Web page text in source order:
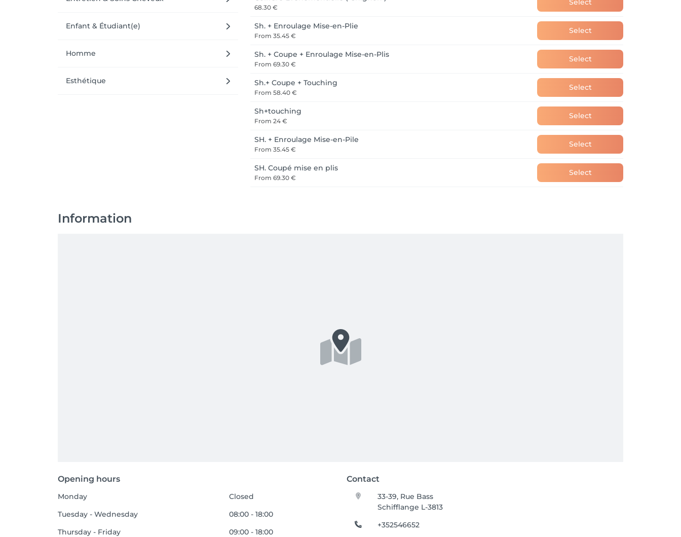
Enfant & Étudiant(e)
Homme
Esthétique
68.30 €
Select
Sh. + Enroulage Mise-en-Plie
From 35.45 €
Select
Sh. + Coupe + Enroulage Mise-en-Plis
From 69.30 €
Select
Sh.+ Coupe + Touching
From 58.40 €
Select
Sh+touching
From 24 €
Select
SH. + Enroulage Mise-en-Pile
From 35.45 €
Select
SH. Coupé mise en plis
From 69.30 €
Select
Information
Opening hours Contact
Monday
Closed
Tuesday - Wednesday
08:00 - 18:00
Thursday - Friday
09:00 - 18:00
33-39, Rue Bass
Schifflange L-3813
+352546652